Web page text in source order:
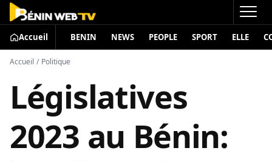
Accueil BENIN NEWS PEOPLE SPORT ELLE
Accueil / Politique
Législatives
2023 au Bénin: